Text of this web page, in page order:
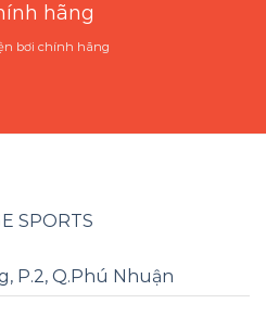
hãng
bơi chính hãng
SPORTS
P.2, Q.Phú Nhuận